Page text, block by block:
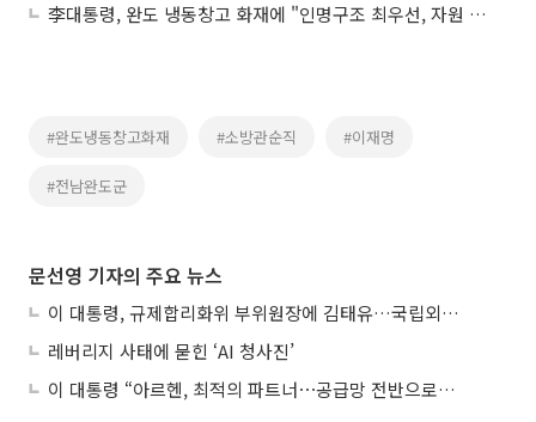
李대통령, 완도 냉동창고 화재에 "인명구조 최우선, 자원 총동원하라"
#완도냉동창고화재 #소방관순직 #이재명
#전남완도군
문선영 기자의 주요 뉴스
이 대통령, 규제합리화위 부위원장에 김태유…국립외교원장 김흥규
레버리지 사태에 묻힌 ‘AI 청사진’
이 대통령 “아르헨, 최적의 파트너⋯공급망 전반으로 확대”